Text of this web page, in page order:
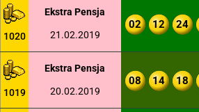
1020
Ekstra Pensja
21.02.2019
02 12 24
1019
Ekstra Pensja
20.02.2019
08 14 18